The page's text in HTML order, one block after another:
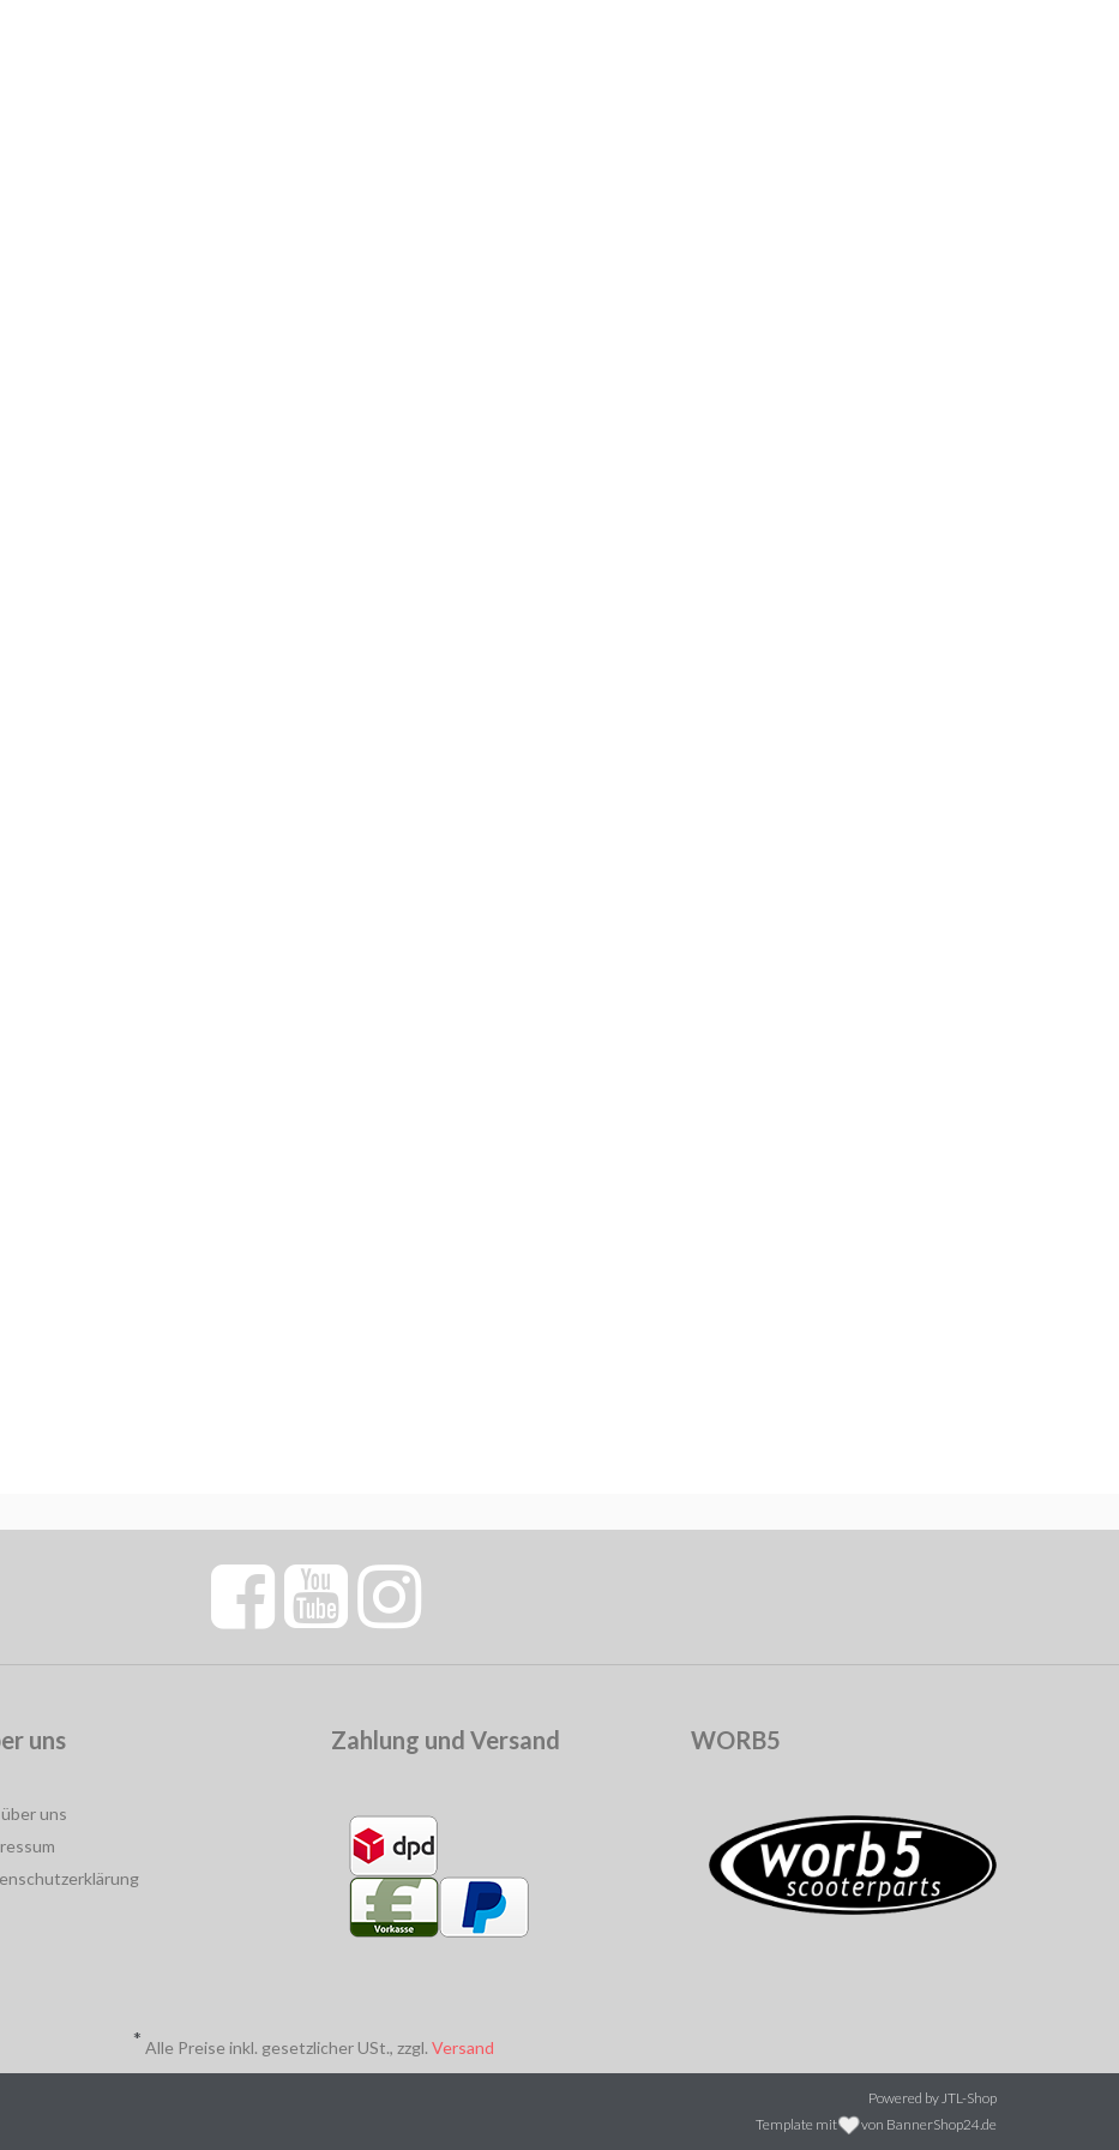
uns
uns
Zahlung und Versand WORB5
* Alle Preise inkl. gesetzlicher USt., zzgl. Versand
Powered by JTL-Shop
Template mit
von BannerShop24.de